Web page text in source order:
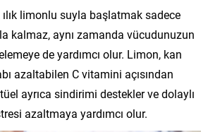
limonlu suyla başlatmak sadece
kalmaz, aynı zamanda vücudunuzun
de yardımcı olur. Limon, kan
azaltabilen C vitamini açısından
ayrıca sindirimi destekler ve dolaylı
azaltmaya yardımcı olur.